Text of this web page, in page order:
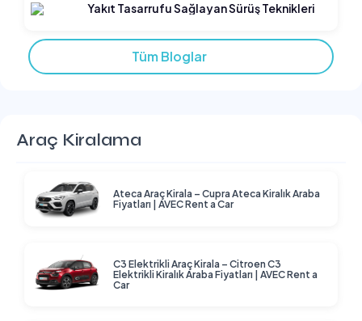
Yakıt Tasarrufu Sağlayan Sürüş Teknikleri
Tüm Bloglar
Araç Kiralama
Ateca Araç Kirala – Cupra Ateca Kiralık Araba
Fiyatları | AVEC Rent a Car
C3 Elektrikli Araç Kirala – Citroen C3
Elektrikli Kiralık Araba Fiyatları | AVEC Rent a
Car